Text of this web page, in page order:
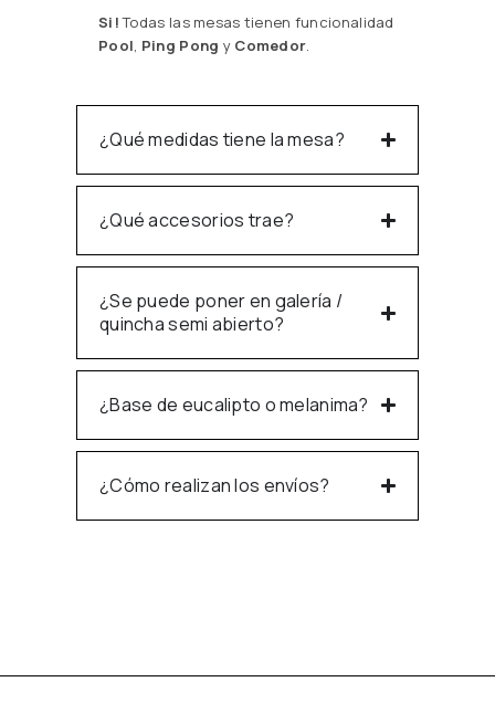
Si!Todas las mesas tienen funcionalidad
Pool, Ping Pong y Comedor.
¿Qué medidas tiene la mesa?
¿Qué accesorios trae?
¿Se puede poner en galería /
quincha semi abierto?
¿Base de eucalipto o melanima?
¿Cómo realizan los envíos?